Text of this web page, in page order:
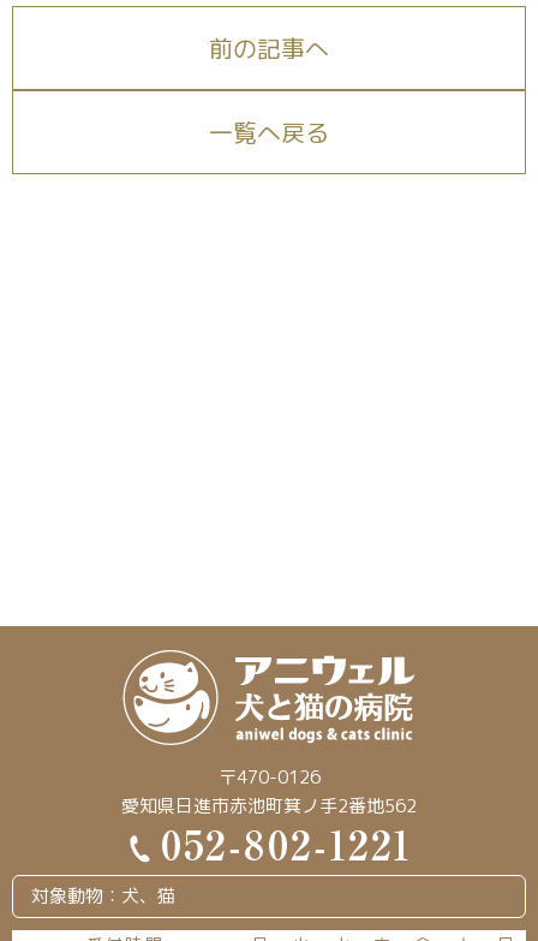
前の記事へ
一覧へ戻る
〒470-0126
愛知県日進市赤池町箕ノ手2番地562
対象動物：犬、猫